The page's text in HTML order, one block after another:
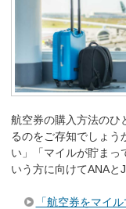
航空券の購入方法のひ
るのをご存知でしょう
い」「マイルが貯まっ
いう方に向けてANAと
「航空券をマイ